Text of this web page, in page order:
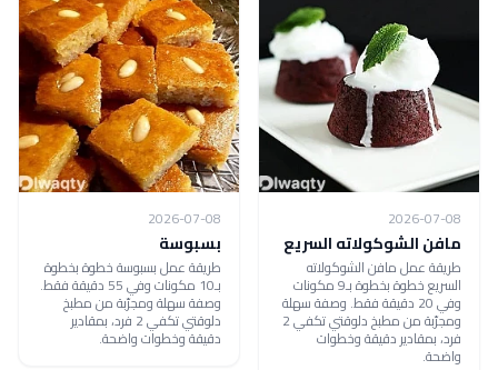
2026-07-08
مافن الشوكولاته السريع
طريقة عمل مافن الشوكولاته
السريع خطوة بخطوة بـ9 مكونات
وفي 20 دقيقة فقط. وصفة سهلة
ومجرّبة من مطبخ دلوقتي تكفي 2
فرد، بمقادير دقيقة وخطوات
واضحة.
2026-07-08
بسبوسة
طريقة عمل بسبوسة خطوة بخطوة
بـ10 مكونات وفي 55 دقيقة فقط.
وصفة سهلة ومجرّبة من مطبخ
دلوقتي تكفي 2 فرد، بمقادير
دقيقة وخطوات واضحة.